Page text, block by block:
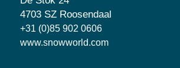
4703 SZ Roosendaal
+31 (0)85 902 0606
www.snowworld.com